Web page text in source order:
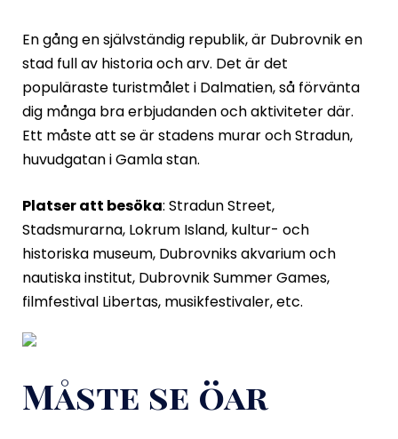
En gång en självständig republik, är Dubrovnik en
stad full av historia och arv. Det är det
populäraste turistmålet i Dalmatien, så förvänta
dig många bra erbjudanden och aktiviteter där.
Ett måste att se är stadens murar och Stradun,
huvudgatan i Gamla stan.
Platser att besöka: Stradun Street,
Stadsmurarna, Lokrum Island, kultur- och
historiska museum, Dubrovniks akvarium och
nautiska institut, Dubrovnik Summer Games,
filmfestival Libertas, musikfestivaler, etc.
Måste se öar